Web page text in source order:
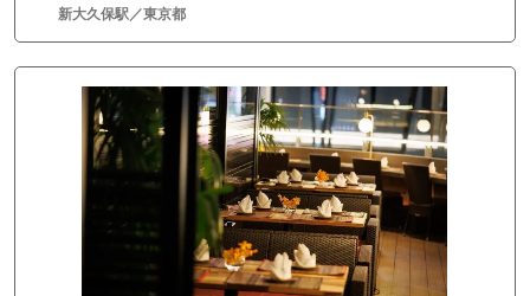
新大久保駅／東京都